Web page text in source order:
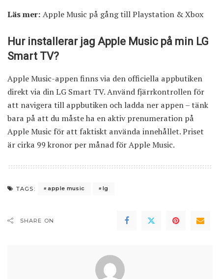
Läs mer: Apple Music på gång till Playstation & Xbox
Hur installerar jag Apple Music på min LG
Smart TV?
Apple Music-appen finns via den officiella appbutiken
direkt via din LG Smart TV. Använd fjärrkontrollen för
att navigera till appbutiken och ladda ner appen – tänk
bara på att du måste ha en aktiv prenumeration på
Apple Music för att faktiskt använda innehållet. Priset
är cirka 99 kronor per månad för Apple Music.
TAGS: apple music lg
SHARE ON